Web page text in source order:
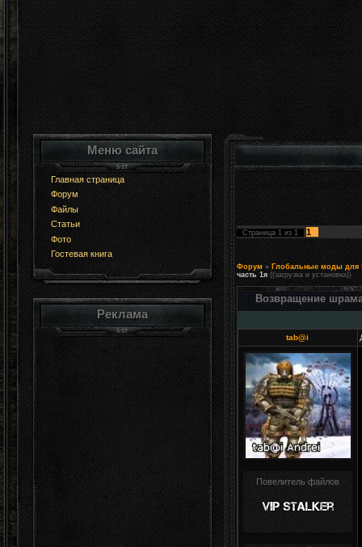
Меню сайта
Главная страница
Форум
Файлы
Статьи
Фото
Гостевая книга
Реклама
Страница 1 из 1 1
Форум » Глобальные моды для
часть 1я ((загрузка и установка))
Возвращение
tab@i
Повелитель файлов